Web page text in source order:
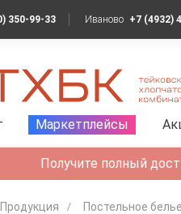
350-99-33 Иваново +7 (4932)
Маркетплейсы
Получите полный
Продукция Постельное белье